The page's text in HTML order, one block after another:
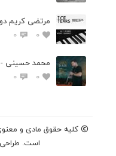
مرتضی کریم
0
0
محمد حسینی -
0
0
کلیه حقوق مادی و
است. طراحی